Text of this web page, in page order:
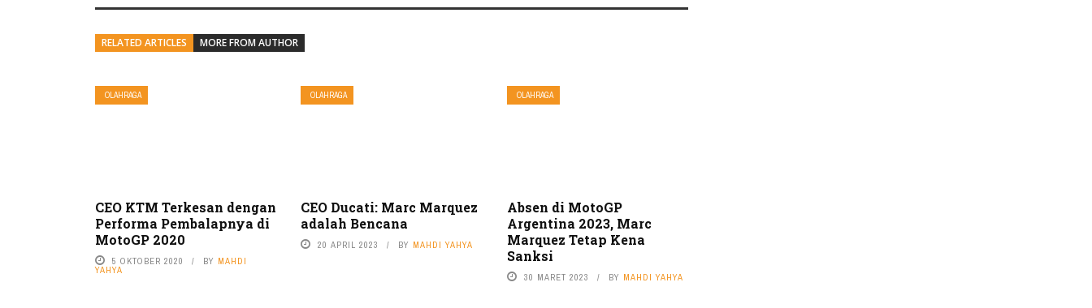
RELATED ARTICLES MORE FROM AUTHOR
OLAHRAGA
CEO KTM Terkesan dengan
Performa Pembalapnya di
MotoGP 2020
5 OKTOBER 2020 BY MAHDI
YAHYA
OLAHRAGA
CEO Ducati: Marc Marquez
adalah Bencana
20 APRIL 2023 BY MAHDI YAHYA
OLAHRAGA
Absen di MotoGP
Argentina 2023, Marc
Marquez Tetap Kena
Sanksi
30 MARET 2023 BY MAHDI YAHYA